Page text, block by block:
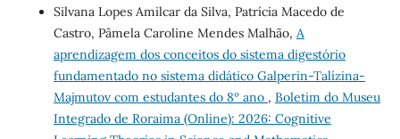
Silvana Lopes Amilcar da Silva, Patrícia Macedo de
Castro, Pâmela Caroline Mendes Malhão, A
aprendizagem dos conceitos do sistema digestório
fundamentado no sistema didático Galperin-Talízina-
Majmutov com estudantes do 8º ano , Boletim do Museu
Integrado de Roraima (Online): 2026: Cognitive